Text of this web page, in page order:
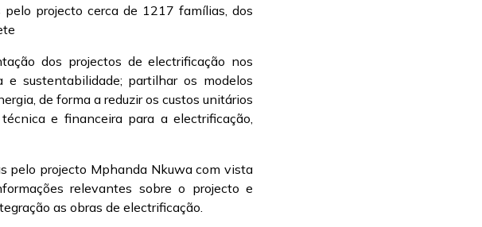
projecto cerca de 1217 famílias, dos
dos projectos de electrificação nos
e sustentabilidade; partilhar os modelos
de forma a reduzir os custos unitários
e financeira para a electrificação,
pelo projecto Mphanda Nkuwa com vista
relevantes sobre o projecto e
as obras de electrificação.